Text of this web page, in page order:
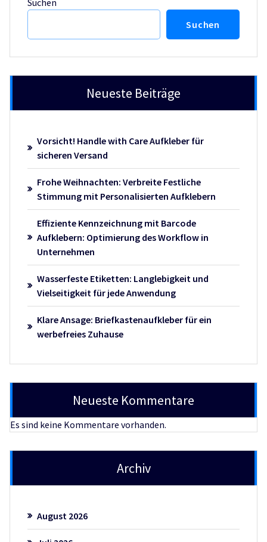
Suchen
Neueste Beiträge
Vorsicht! Handle with Care Aufkleber für
sicheren Versand
Frohe Weihnachten: Verbreite Festliche
Stimmung mit Personalisierten Aufklebern
Effiziente Kennzeichnung mit Barcode
Aufklebern: Optimierung des Workflow in
Unternehmen
Wasserfeste Etiketten: Langlebigkeit und
Vielseitigkeit für jede Anwendung
Klare Ansage: Briefkastenaufkleber für ein
werbefreies Zuhause
Neueste Kommentare
Es sind keine Kommentare vorhanden.
Archiv
August 2026